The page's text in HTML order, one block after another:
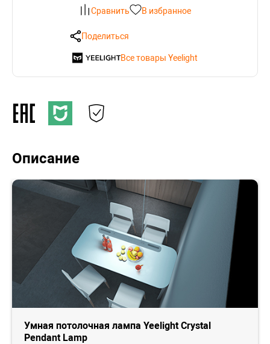
Сравнить В избранное
Поделиться
Все товары Yeelight
Описание
Умная потолочная лампа Yeelight Crystal
Pendant Lamp